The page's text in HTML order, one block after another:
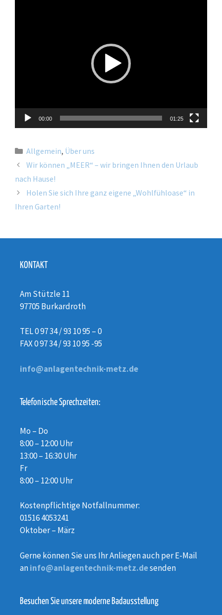
00:00 01:25
Allgemein, Über uns
Wir können „MEER“ – wir bringen Ihnen den Urlaub
nach Hause!
Holen Sie sich Ihre ganz eigene „Wohlfühloase“ in
Ihren Garten!
KONTAKT
Am Stützle 11
97705 Burkardroth
TEL 0 97 34 / 93 10 95 – 0
FAX 0 97 34 / 93 10 95 -95
info@anlagentechnik-metz.de
Telefonische Sprechzeiten:
Mo – Do
8:00 – 12:00 Uhr
13:00 – 16:30 Uhr
Fr
8:00 – 12:00 Uhr
Kostenpflichtige Notfallnummer:
01516 4053241
Oktober – März
Gerne können Sie uns Ihr Anliegen auch per E-Mail
aninfo@anlagentechnik-metz.desenden
Besuchen Sie unsere moderne Badausstellung